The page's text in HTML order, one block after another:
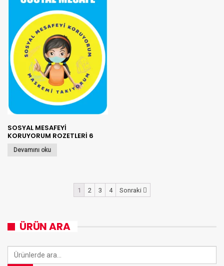
SOSYAL MESAFEYİ
KORUYORUM ROZETLERİ 6
Devamını oku
1 2 3 4 Sonraki
ÜRÜN ARA
Ara: